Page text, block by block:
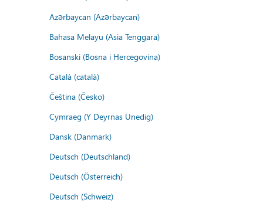
Azərbaycan (Azərbaycan)
Bahasa Melayu (Asia Tenggara)
Bosanski (Bosna i Hercegovina)
Català (català)
Čeština (Česko)
Cymraeg (Y Deyrnas Unedig)
Dansk (Danmark)
Deutsch (Deutschland)
Deutsch (Österreich)
Deutsch (Schweiz)